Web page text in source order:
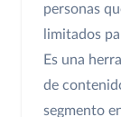
personas
limitados
Es una
de
segmento